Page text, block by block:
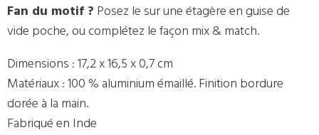
Fan du motif ? Posez le sur une étagère en guise de
vide poche, ou complétez le façon mix & match.
Dimensions : 17,2 x 16,5 x 0,7 cm
Matériaux : 100 % aluminium émaillé. Finition bordure
dorée à la main.
Fabriqué en Inde